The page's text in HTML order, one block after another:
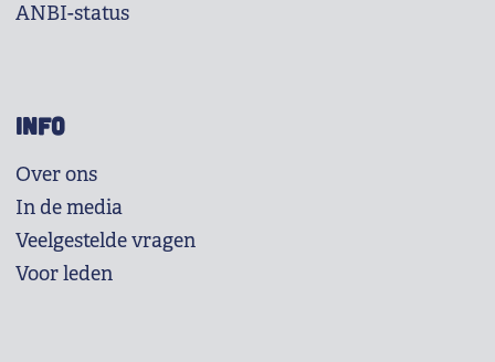
ANBI-status
INFO
Over ons
In de media
Veelgestelde vragen
Voor leden